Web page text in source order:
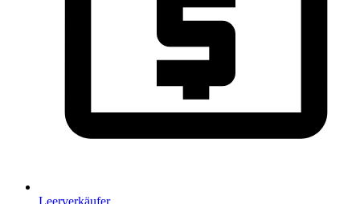
Leerverkäufer